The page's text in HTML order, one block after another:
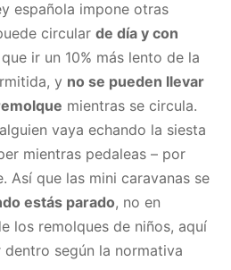
española impone otras
circular de día y con
ir un 10% más lento de la
y no se pueden llevar
mientras se circula.
vaya echando la siesta
mientras pedaleas – por
Así que las mini caravanas se
estás parado, no en
los remolques de niños, aquí
según la normativa